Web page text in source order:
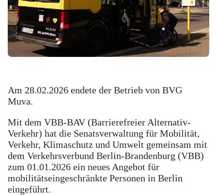
Am 28.02.2026 endete der Betrieb von BVG
Muva.
Mit dem VBB-BAV (Barrierefreier Alternativ-
Verkehr) hat die Senatsverwaltung für Mobilität,
Verkehr, Klimaschutz und Umwelt gemeinsam mit
dem Verkehrsverbund Berlin-Brandenburg (VBB)
zum 01.01.2026 ein neues Angebot für
mobilitätseingeschränkte Personen in Berlin
eingeführt.